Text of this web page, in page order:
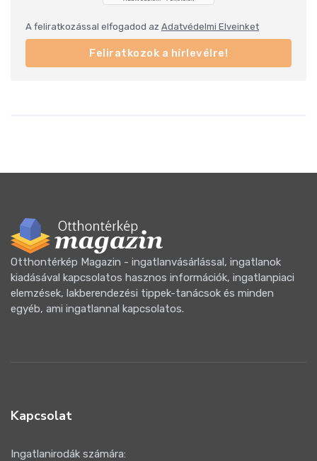
A feliratkozással elfogadod az Adatvédelmi Elveinket
Feliratkozok a hírlevélre!
Otthontérkép Magazin - ingatlanvásárlással, ingatlanok
kiadásával kapcsolatos hasznos információk, ingatlanpiaci
elemzések, lakberendezési tippek-tanácsok és minden
egyéb, ami ingatlannal kapcsolatos.
Kapcsolat
Ingatlanirodák számára: